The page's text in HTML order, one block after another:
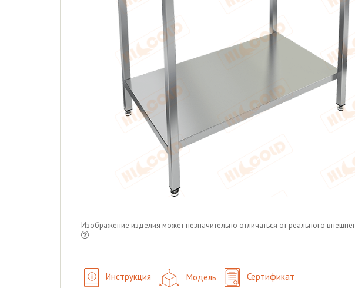
Изображение изделия может незначительно отличаться от реального
Инструкция Модель Сертификат